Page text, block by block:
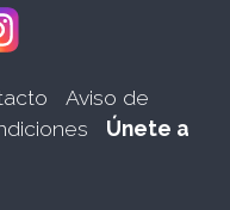
Aviso de
Únete a